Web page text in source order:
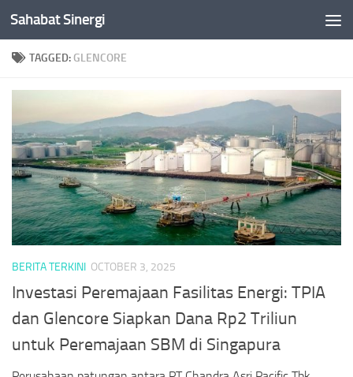
Skip to content
Sahabat Sinergi
TAGGED: GLENCORE
BERITA TERKINI OCTOBER 3, 2025
Investasi Peremajaan Fasilitas Energi: TPIA
dan Glencore Siapkan Dana Rp2 Triliun
untuk Peremajaan SBM di Singapura